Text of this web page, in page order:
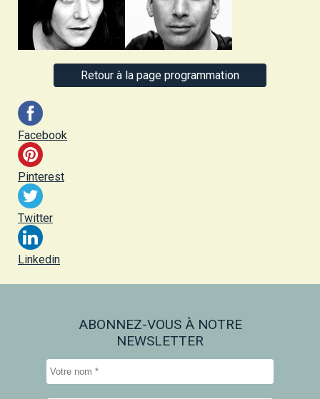
Retour à la page programmation
Facebook
Pinterest
Twitter
Linkedin
ABONNEZ-VOUS À NOTRE
NEWSLETTER